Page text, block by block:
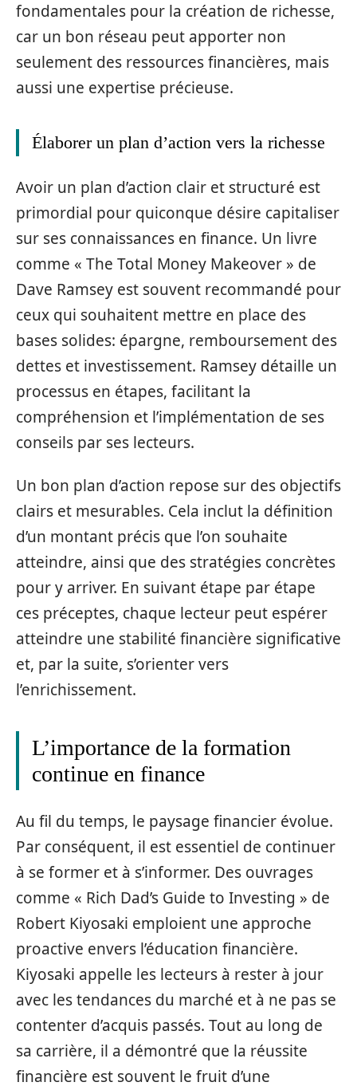
fondamentales pour la création de richesse,
car un bon réseau peut apporter non
seulement des ressources financières, mais
aussi une expertise précieuse.
Élaborer un plan d’action vers la richesse
Avoir un plan d’action clair et structuré est
primordial pour quiconque désire capitaliser
sur ses connaissances en finance. Un livre
comme « The Total Money Makeover » de
Dave Ramsey est souvent recommandé pour
ceux qui souhaitent mettre en place des
bases solides: épargne, remboursement des
dettes et investissement. Ramsey détaille un
processus en étapes, facilitant la
compréhension et l’implémentation de ses
conseils par ses lecteurs.
Un bon plan d’action repose sur des objectifs
clairs et mesurables. Cela inclut la définition
d’un montant précis que l’on souhaite
atteindre, ainsi que des stratégies concrètes
pour y arriver. En suivant étape par étape
ces préceptes, chaque lecteur peut espérer
atteindre une stabilité financière significative
et, par la suite, s’orienter vers
l’enrichissement.
L’importance de la formation
continue en finance
Au fil du temps, le paysage financier évolue.
Par conséquent, il est essentiel de continuer
à se former et à s’informer. Des ouvrages
comme « Rich Dad’s Guide to Investing » de
Robert Kiyosaki emploient une approche
proactive envers l’éducation financière.
Kiyosaki appelle les lecteurs à rester à jour
avec les tendances du marché et à ne pas se
contenter d’acquis passés. Tout au long de
sa carrière, il a démontré que la réussite
financière est souvent le fruit d’une